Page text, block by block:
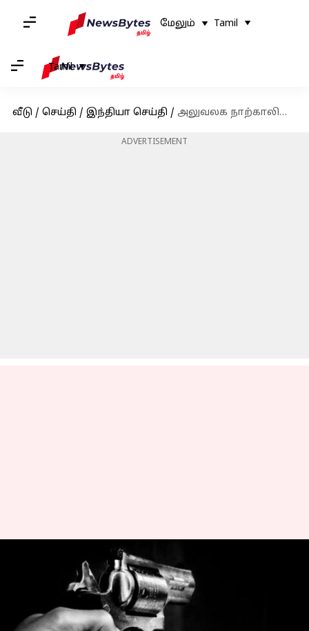
மேலும் Tamil
Tamil
வீடு / செய்தி / இந்தியா செய்தி / அலுவலக நாற்காலியால் ஏற்பட்ட சண்டை: சக ஊழியரை துப்பாக்கியால் சுட்ட நபர்
ADVERTISEMENT
அலுவலக நாற்காலியால்
ஏற்பட்ட சண்டை: சக
ஊழியரை துப்பாக்கியால்
சுட்ட நபர்